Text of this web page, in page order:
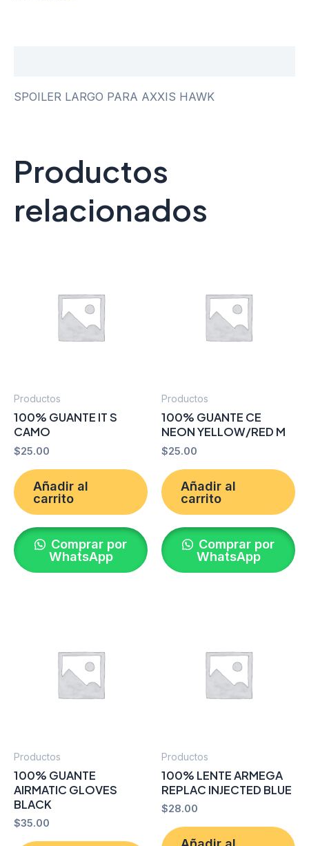
SPOILER LARGO PARA AXXIS HAWK
Productos
relacionados
Productos
100% GUANTE IT S
CAMO
$25.00
Añadir al
carrito
Comprar por
WhatsApp
Productos
100% GUANTE CE
NEON YELLOW/RED M
$25.00
Añadir al
carrito
Comprar por
WhatsApp
Productos
100% GUANTE
AIRMATIC GLOVES
BLACK
$35.00
Productos
100% LENTE ARMEGA
REPLAC INJECTED BLUE
$28.00